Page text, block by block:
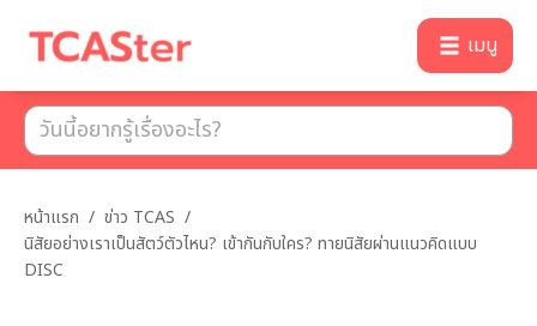
เมนู
หน้าแรก / ข่าว TCAS /
นิสัยอย่างเราเป็นสัตว์ตัวไหน? เข้ากันกับใคร? ทายนิสัยผ่านแนวคิดแบบ
DISC